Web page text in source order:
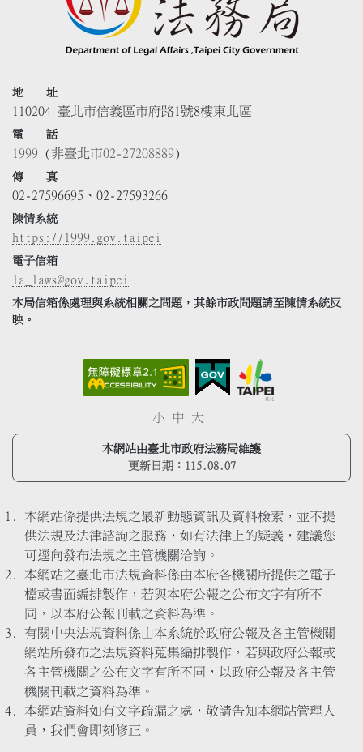
地 址
110204 臺北市信義區市府路1號8樓東北區
電 話
1999 (非臺北市02-27208889)
傳 真
02-27596695、02-27593266
陳情系統
https://1999.gov.taipei
電子信箱
la_laws@gov.taipei
本局信箱係處理與系統相關之問題，其餘市政問題請至陳情系統反
映。
小 中 大
本網站由臺北市政府法務局維護
更新日期： 115.08.07
本網站係提供法規之最新動態資訊及資料檢索，並不提
供法規及法律諮詢之服務，如有法律上的疑義，建議您
可逕向發布法規之主管機關洽詢。
本網站之臺北市法規資料係由本府各機關所提供之電子
檔或書面編排製作，若與本府公報之公布文字有所不
同，以本府公報刊載之資料為準。
有關中央法規資料係由本系統於政府公報及各主管機關
網站所發布之法規資料蒐集編排製作，若與政府公報或
各主管機關之公布文字有所不同，以政府公報及各主管
機關刊載之資料為準。
本網站資料如有文字疏漏之處，敬請告知本網站管理人
員，我們會即刻修正。